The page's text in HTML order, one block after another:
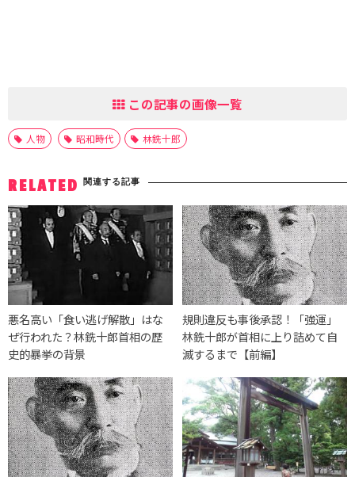
この記事の画像一覧
人物 昭和時代 林銑十郎
RELATED 関連する記事
悪名高い「食い逃げ解散」はな
ぜ行われた？林銑十郎首相の歴
史的暴挙の背景
規則違反も事後承認！「強運」
林銑十郎が首相に上り詰めて自
滅するまで【前編】